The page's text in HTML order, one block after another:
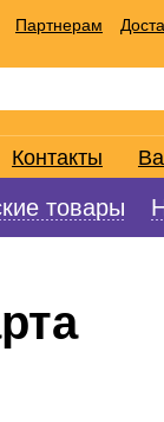
Партнерам
Контакты
товары